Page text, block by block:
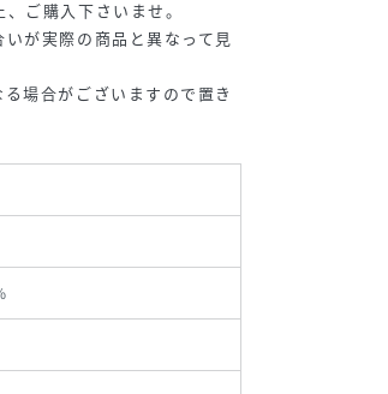
ご購入下さいませ。
が実際の商品と異なって見
場合がございますので置き